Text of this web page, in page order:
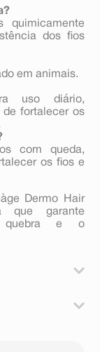
quimicamente
dos fios
em animais.
uso diário,
de fortalecer os
com queda,
os fios e
Dermo Hair
que garante
quebra e o
ao
Descontinue o
sódio;